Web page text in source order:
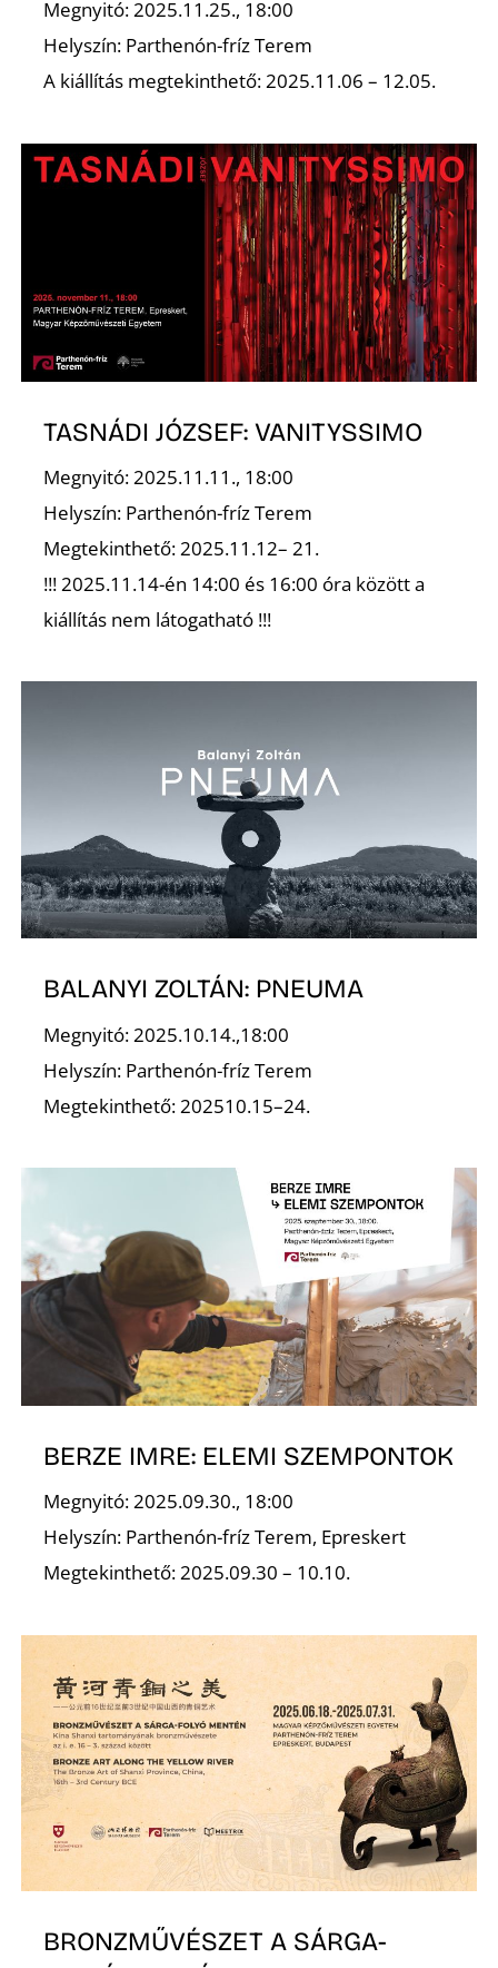
Megnyitó: 2025.11.25., 18:00
Helyszín: Parthenón-fríz Terem
A kiállítás megtekinthető: 2025.11.06 – 12.05.
TASNÁDI JÓZSEF: VANITYSSIMO
Megnyitó: 2025.11.11., 18:00
Helyszín: Parthenón-fríz Terem
Megtekinthető: 2025.11.12– 21.
!!! 2025.11.14-én 14:00 és 16:00 óra között a
kiállítás nem látogatható !!!
BALANYI ZOLTÁN: PNEUMA
Megnyitó: 2025.10.14.,18:00
Helyszín: Parthenón-fríz Terem
Megtekinthető: 202510.15–24.
BERZE IMRE: ELEMI SZEMPONTOK
Megnyitó: 2025.09.30., 18:00
Helyszín: Parthenón-fríz Terem, Epreskert
Megtekinthető: 2025.09.30 – 10.10.
BRONZMŰVÉSZET A SÁRGA-